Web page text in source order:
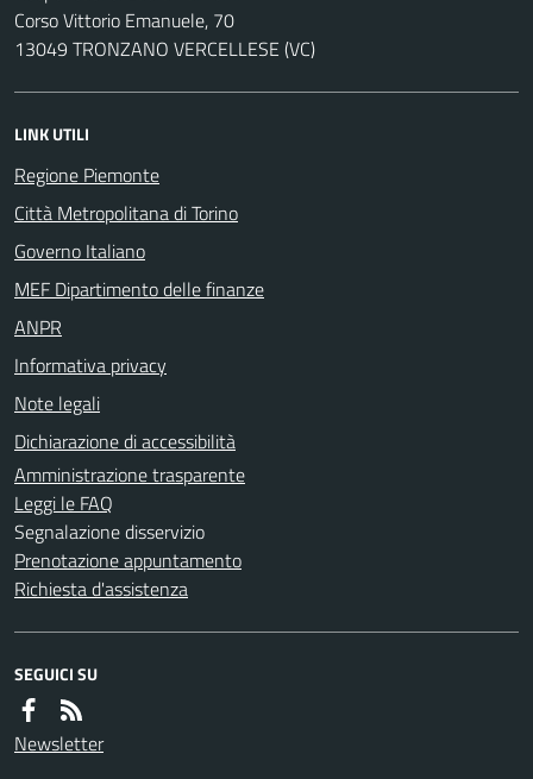
Corso Vittorio Emanuele, 70
13049 TRONZANO VERCELLESE (VC)
LINK UTILI
Regione Piemonte
Città Metropolitana di Torino
Governo Italiano
MEF Dipartimento delle finanze
ANPR
Informativa privacy
Note legali
Dichiarazione di accessibilità
Amministrazione trasparente
Leggi le FAQ
Segnalazione disservizio
Prenotazione appuntamento
Richiesta d'assistenza
SEGUICI SU
Newsletter